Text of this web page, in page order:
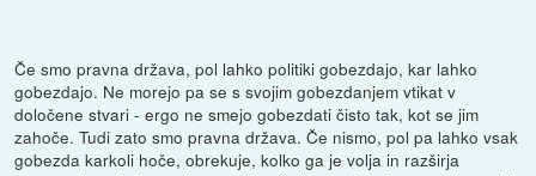
Če smo pravna država, pol lahko politiki gobezdajo, kar lahko
gobezdajo. Ne morejo pa se s svojim gobezdanjem vtikat v
določene stvari - ergo ne smejo gobezdati čisto tak, kot se jim
zahoče. Tudi zato smo pravna država. Če nismo, pol pa lahko vsak
gobezda karkoli hoče, obrekuje, kolko ga je volja in razširja